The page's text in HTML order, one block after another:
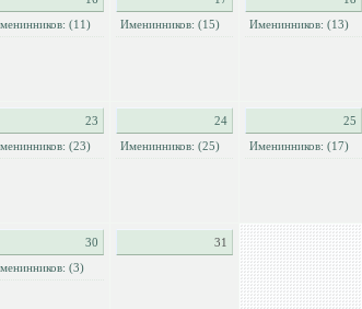
(11)
Именинников: (15)
Именинников: (13)
23
(23)
24
Именинников: (25)
25
Именинников: (17)
30
(3)
31